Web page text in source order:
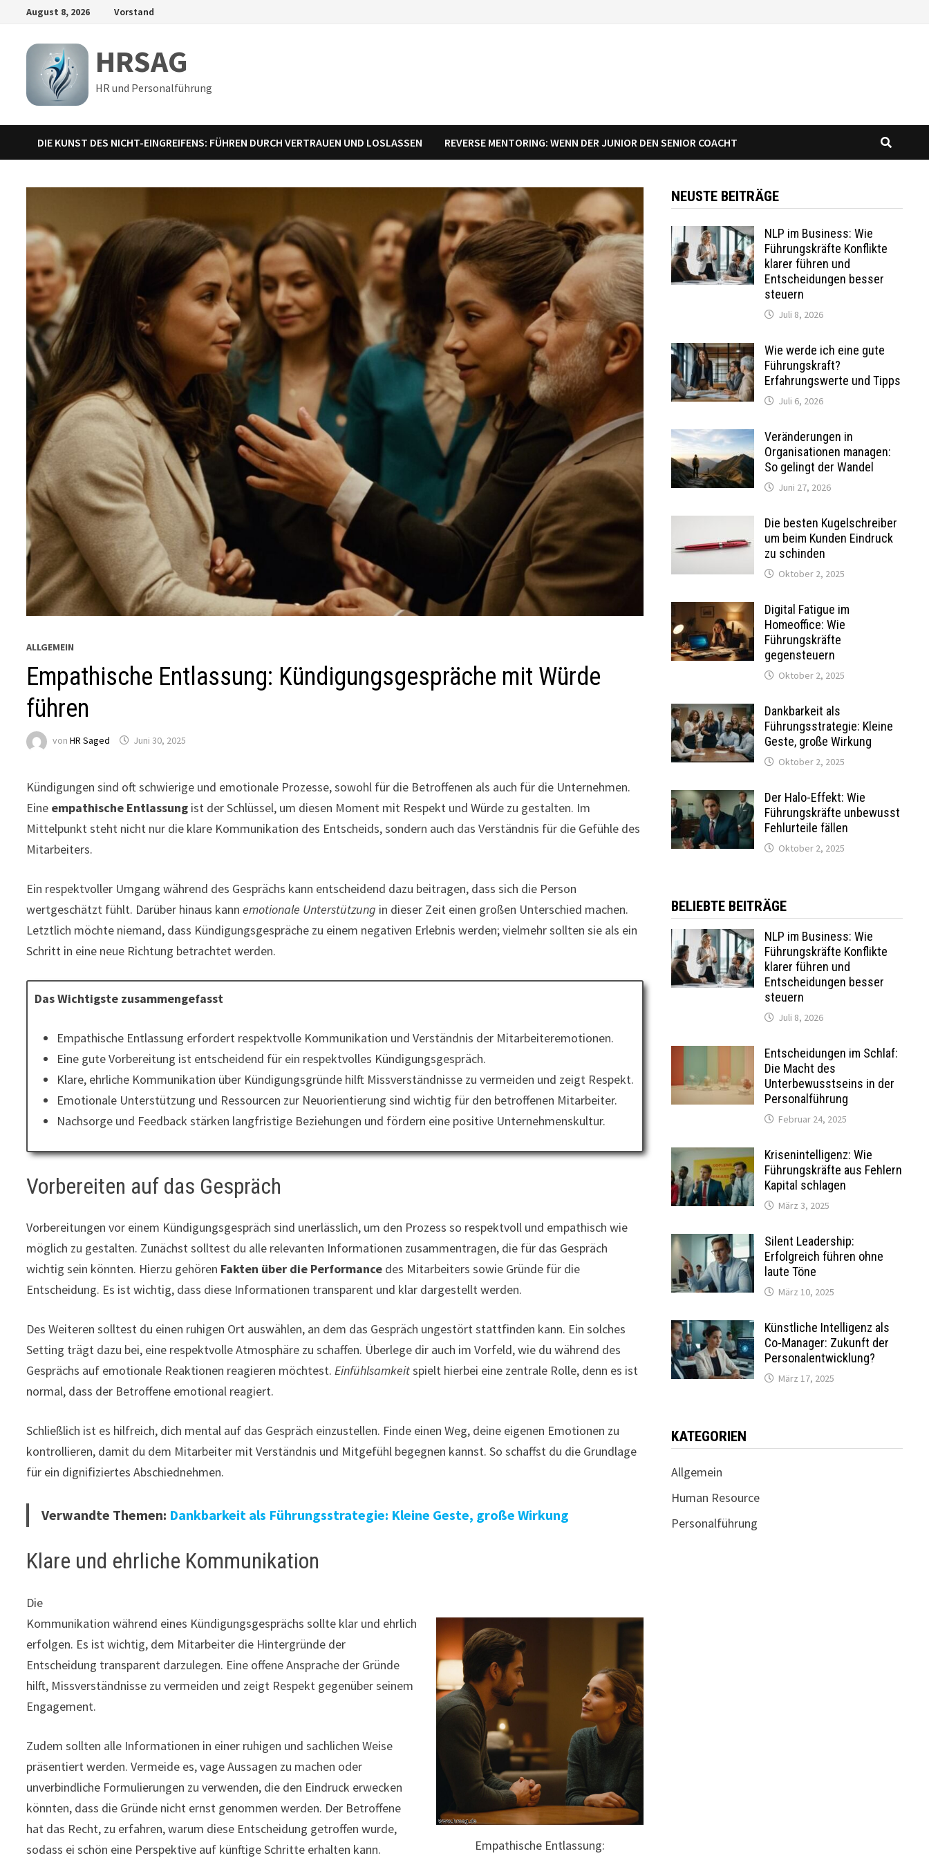
springen
August 8, 2026 Vorstand
HRSAG
HR und Personalführung
DIE KUNST DES NICHT-EINGREIFENS: FÜHREN DURCH VERTRAUEN UND LOSLASSEN REVERSE MENTORING: WENN DER JUNIOR DEN SENIOR COACHT
ALLGEMEIN
Empathische Entlassung: Kündigungsgespräche mit Würde
führen
vonHR Saged Juni 30, 2025
Kündigungen sind oft schwierige und emotionale Prozesse, sowohl für die Betroffenen als auch für die Unternehmen.
Eine empathische Entlassung ist der Schlüssel, um diesen Moment mit Respekt und Würde zu gestalten. Im
Mittelpunkt steht nicht nur die klare Kommunikation des Entscheids, sondern auch das Verständnis für die Gefühle des
Mitarbeiters.
Ein respektvoller Umgang während des Gesprächs kann entscheidend dazu beitragen, dass sich die Person
wertgeschätzt fühlt. Darüber hinaus kannemotionale Unterstützung in dieser Zeit einen großen Unterschied machen.
Letztlich möchte niemand, dass Kündigungsgespräche zu einem negativen Erlebnis werden; vielmehr sollten sie als ein
Schritt in eine neue Richtung betrachtet werden.
Das Wichtigste zusammengefasst
Empathische Entlassung erfordert respektvolle Kommunikation und Verständnis der Mitarbeiteremotionen.
Eine gute Vorbereitung ist entscheidend für ein respektvolles Kündigungsgespräch.
Klare, ehrliche Kommunikation über Kündigungsgründe hilft Missverständnisse zu vermeiden und zeigt Respekt.
Emotionale Unterstützung und Ressourcen zur Neuorientierung sind wichtig für den betroffenen Mitarbeiter.
Nachsorge und Feedback stärken langfristige Beziehungen und fördern eine positive Unternehmenskultur.
Vorbereiten auf das Gespräch
Vorbereitungen vor einem Kündigungsgespräch sind unerlässlich, um den Prozess so respektvoll und empathisch wie
möglich zu gestalten. Zunächst solltest du alle relevanten Informationen zusammentragen, die für das Gespräch
wichtig sein könnten. Hierzu gehören Fakten über die Performance des Mitarbeiters sowie Gründe für die
Entscheidung. Es ist wichtig, dass diese Informationen transparent und klar dargestellt werden.
Des Weiteren solltest du einen ruhigen Ort auswählen, an dem das Gespräch ungestört stattfinden kann. Ein solches
Setting trägt dazu bei, eine respektvolle Atmosphäre zu schaffen. Überlege dir auch im Vorfeld, wie du während des
Gesprächs auf emotionale Reaktionen reagieren möchtest.Einfühlsamkeitspielt hierbei eine zentrale Rolle, denn es ist
normal, dass der Betroffene emotional reagiert.
Schließlich ist es hilfreich, dich mental auf das Gespräch einzustellen. Finde einen Weg, deine eigenen Emotionen zu
kontrollieren, damit du dem Mitarbeiter mit Verständnis und Mitgefühl begegnen kannst. So schaffst du die Grundlage
für ein dignifiziertes Abschiednehmen.
Verwandte Themen: Dankbarkeit als Führungsstrategie: Kleine Geste, große Wirkung
Klare und ehrliche Kommunikation
Empathische Entlassung:
Die
Kommunikation während eines Kündigungsgesprächs sollte klar und ehrlich
erfolgen. Es ist wichtig, dem Mitarbeiter die Hintergründe der
Entscheidung transparent darzulegen. Eine offene Ansprache der Gründe
hilft, Missverständnisse zu vermeiden und zeigt Respekt gegenüber seinem
Engagement.
Zudem sollten alle Informationen in einer ruhigen und sachlichen Weise
präsentiert werden. Vermeide es, vage Aussagen zu machen oder
unverbindliche Formulierungen zu verwenden, die den Eindruck erwecken
könnten, dass die Gründe nicht ernst genommen werden. Der Betroffene
hat das Recht, zu erfahren, warum diese Entscheidung getroffen wurde,
sodass ei schön eine Perspektive auf künftige Schritte erhalten kann.
NEUSTE BEITRÄGE
NLP im Business: Wie
Führungskräfte Konflikte
klarer führen und
Entscheidungen besser
steuern
Juli 8, 2026
Wie werde ich eine gute
Führungskraft?
Erfahrungswerte und Tipps
Juli 6, 2026
Veränderungen in
Organisationen managen:
So gelingt der Wandel
Juni 27, 2026
Die besten Kugelschreiber
um beim Kunden Eindruck
zu schinden
Oktober 2, 2025
Digital Fatigue im
Homeoffice: Wie
Führungskräfte
gegensteuern
Oktober 2, 2025
Dankbarkeit als
Führungsstrategie: Kleine
Geste, große Wirkung
Oktober 2, 2025
Der Halo-Effekt: Wie
Führungskräfte unbewusst
Fehlurteile fällen
Oktober 2, 2025
BELIEBTE BEITRÄGE
NLP im Business: Wie
Führungskräfte Konflikte
klarer führen und
Entscheidungen besser
steuern
Juli 8, 2026
Entscheidungen im Schlaf:
Die Macht des
Unterbewusstseins in der
Personalführung
Februar 24, 2025
Krisenintelligenz: Wie
Führungskräfte aus Fehlern
Kapital schlagen
März 3, 2025
Silent Leadership:
Erfolgreich führen ohne
laute Töne
März 10, 2025
Künstliche Intelligenz als
Co-Manager: Zukunft der
Personalentwicklung?
März 17, 2025
KATEGORIEN
Allgemein
Human Resource
Personalführung